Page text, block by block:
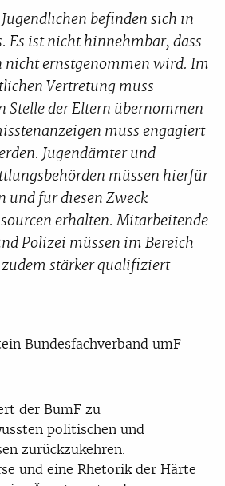
befinden sich in
Es ist nicht hinnehmbar, dass
nicht ernstgenommen wird. Im
Vertretung muss
Stelle der Eltern übernommen
muss engagiert
Jugendämter und
müssen hierfür
und für diesen Zweck
erhalten. Mitarbeitende
Polizei müssen im Bereich
stärker qualifiziert
Bundesfachverband umF
der BumF zu
politischen und
zurückzukehren.
und eine Rhetorik der Härte